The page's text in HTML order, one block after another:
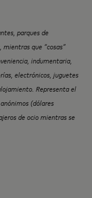
parques de
mientras que “cosas”
indumentaria,
electrónicos, juguetes
Representa el
(dólares
de ocio mientras se